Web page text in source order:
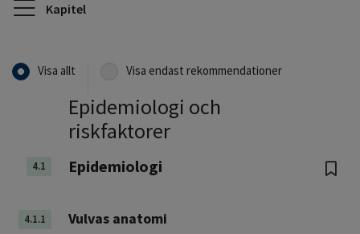
Kapitel
Visa allt Visa endast rekommendationer
Epidemiologi och
riskfaktorer
4.1 Epidemiologi
4.1.1 Vulvas anatomi